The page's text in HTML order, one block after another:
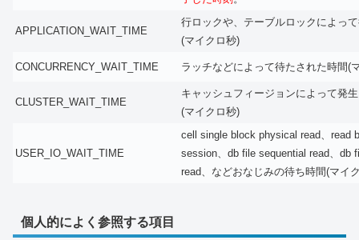
APPLICATION_WAIT_TIME
行ロックや、テーブルロックによっ
(マイクロ秒)
CONCURRENCY_WAIT_TIME ラッチなどによって待たされた時間(
CLUSTER_WAIT_TIME
キャッシュフィージョンによって発
(マイクロ秒)
USER_IO_WAIT_TIME
cell single block physical read、read
session、db file sequential read、db
read、などおなじみの待ち時間(マイ
個人的によく参照する項目